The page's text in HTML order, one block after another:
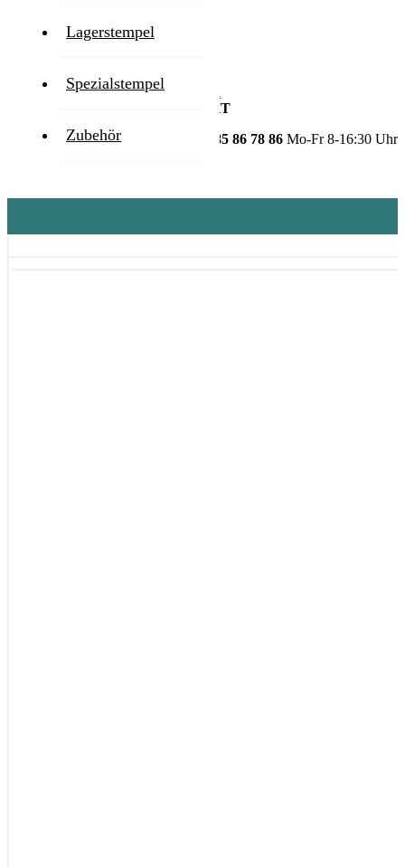
Lagerstempel
Spezialstempel
Zubehör
Zum Anfang der Bildgalerie springen
GESTALTEN SIE IHR PRODUKT
HOTLINE
+49 3585 86 78 86 Mo-Fr 8-16:30 Uhr